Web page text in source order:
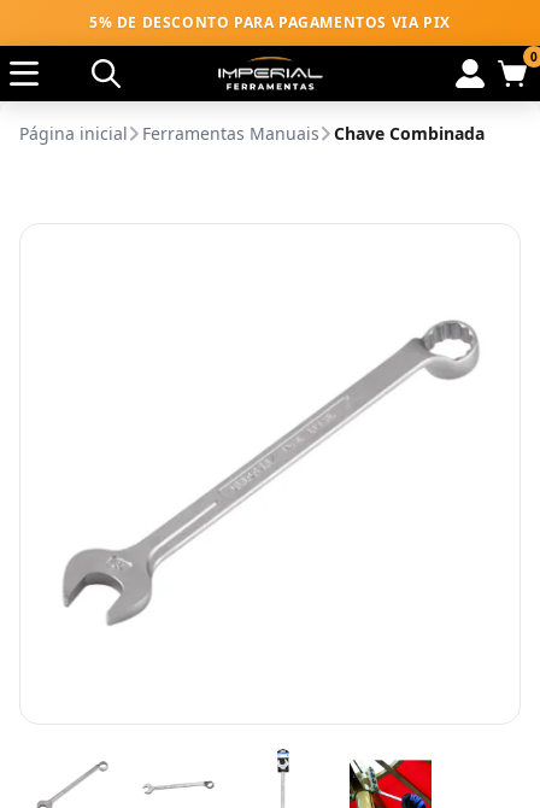
5% DE DESCONTO PARA PAGAMENTOS VIA PIX
0
Página inicial Ferramentas Manuais Chave Combinada